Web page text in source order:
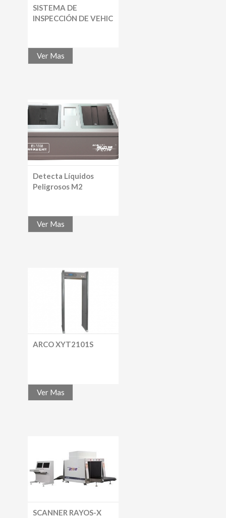
SISTEMA DE
INSPECCIÓN DE VEHIC
Ver Mas
Detecta Líquidos
Peligrosos M2
Ver Mas
ARCO XYT2101S
Ver Mas
SCANNER RAYOS-X